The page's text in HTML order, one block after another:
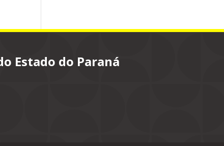
Estado do Paraná